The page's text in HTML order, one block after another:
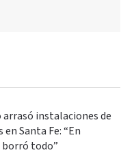
instalaciones de
Santa Fe: “En
todo”